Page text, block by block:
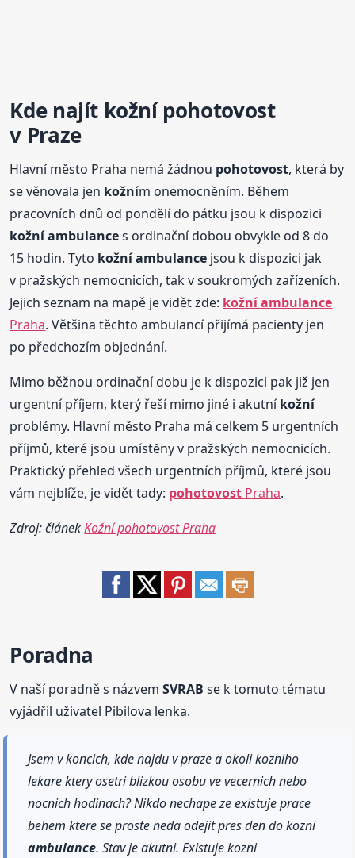
Kde najít kožní pohotovost
v Praze
Hlavní město Praha nemá žádnou pohotovost, která by
se věnovala jen kožním onemocněním. Během
pracovních dnů od pondělí do pátku jsou k dispozici
kožníambulances ordinační dobou obvykle od 8 do
15 hodin. Tyto kožníambulance jsou k dispozici jak
v pražských nemocnicích, tak v soukromých zařízeních.
Jejich seznam na mapě je vidět zde: kožníambulance
Praha. Většina těchto ambulancí přijímá pacienty jen
po předchozím objednání.
Mimo běžnou ordinační dobu je k dispozici pak již jen
urgentní příjem, který řeší mimo jiné i akutníkožní
problémy. Hlavní město Praha má celkem 5 urgentních
příjmů, které jsou umístěny v pražských nemocnicích.
Praktický přehled všech urgentních příjmů, které jsou
vám nejblíže, je vidět tady: pohotovost Praha.
Zdroj: článekKožní pohotovost Praha
Poradna
V naší poradně s názvemSVRAB se k tomuto tématu
vyjádřil uživatel Pibilova lenka.
Jsem v koncich, kde najdu v praze a okoli kozniho
lekare ktery osetri blizkou osobu ve vecernich nebo
nocnich hodinach? Nikdo nechape ze existuje prace
behem ktere se proste neda odejit pres den do kozni
ambulance. Stav je akutni. Existuje kozni